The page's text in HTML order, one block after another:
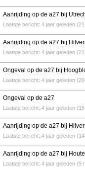
Aanrijding op de a27 bij
Laatste bericht: 4 jaar geleden
Aanrijding op de a27 bij
Laatste bericht: 4 jaar geleden
Ongeval op de a27 bij
Laatste bericht: 4 jaar geleden
Ongeval op de a27
Laatste bericht: 4 jaar geleden
Aanrijding op de a27 bij
Laatste bericht: 4 jaar geleden
Aanrijding op de a27 bij
Laatste bericht: 4 jaar geleden (9